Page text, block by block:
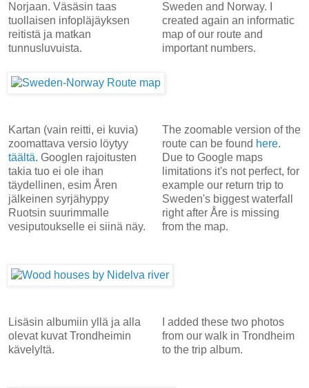
Norjaan. Väsäsin taas
tuollaisen infopläjäyksen
reitistä ja matkan
tunnusluvuista.
Sweden and Norway. I
created again an informatic
map of our route and
important numbers.
Kartan (vain reitti, ei kuvia)
zoomattava versio löytyy
täältä. Googlen rajoitusten
takia tuo ei ole ihan
täydellinen, esim Åren
jälkeinen syrjähyppy
Ruotsin suurimmalle
vesiputoukselle ei siinä näy.
The zoomable version of the
route can be found here.
Due to Google maps
limitations it's not perfect, for
example our return trip to
Sweden's biggest waterfall
right after Åre is missing
from the map.
Lisäsin albumiin yllä ja alla
olevat kuvat Trondheimin
kävelyltä.
I added these two photos
from our walk in Trondheim
to the trip album.